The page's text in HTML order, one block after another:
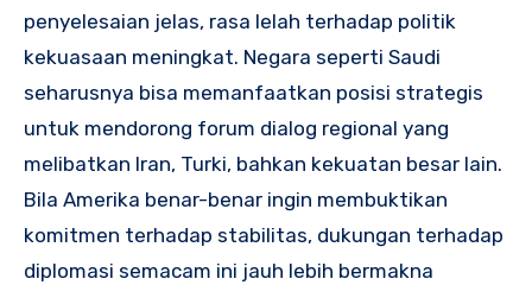
penyelesaian jelas, rasa lelah terhadap politik
kekuasaan meningkat. Negara seperti Saudi
seharusnya bisa memanfaatkan posisi strategis
untuk mendorong forum dialog regional yang
melibatkan Iran, Turki, bahkan kekuatan besar lain.
Bila Amerika benar-benar ingin membuktikan
komitmen terhadap stabilitas, dukungan terhadap
diplomasi semacam ini jauh lebih bermakna